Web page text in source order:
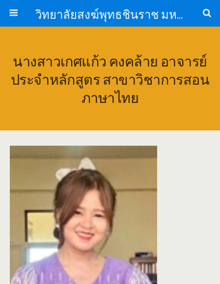
วิทยาลัยสงฆ์พุทธชินราช มหาวิทยาลัยมหาจุฬาลงกรณราชวิทยาลัย
นางสาวเกศแก้ว คงคล้าย อาจารย์
ประจำหลักสูตร สาขาวิชาการสอน
ภาษาไทย